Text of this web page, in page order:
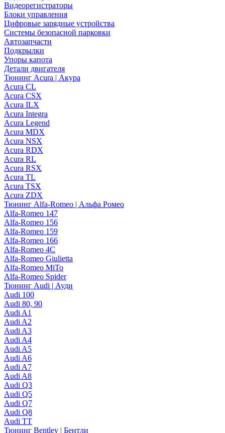
Видеорегистраторы
Блоки управления
Цифровые зарядные устройства
Системы безопасной парковки
Автозапчасти
Подкрылки
Упоры капота
Детали двигателя
Тюнинг Acura | Акура
Acura CL
Acura CSX
Acura ILX
Acura Integra
Acura Legend
Acura MDX
Acura NSX
Acura RDX
Acura RL
Acura RSX
Acura TL
Acura TSX
Acura ZDX
Тюнинг Alfa-Romeo | Альфа Ромео
Alfa-Romeo 147
Alfa-Romeo 156
Alfa-Romeo 159
Alfa-Romeo 166
Alfa-Romeo 4C
Alfa-Romeo Giulietta
Alfa-Romeo MiTo
Alfa-Romeo Spider
Тюнинг Audi | Ауди
Audi 100
Audi 80, 90
Audi A1
Audi A2
Audi A3
Audi A4
Audi A5
Audi A6
Audi A7
Audi A8
Audi Q3
Audi Q5
Audi Q7
Audi Q8
Audi TT
Тюнинг Bentley | Бентли